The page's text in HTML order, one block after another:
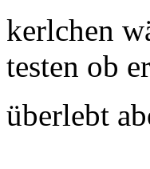
kerlchen
testen ob
überlebt